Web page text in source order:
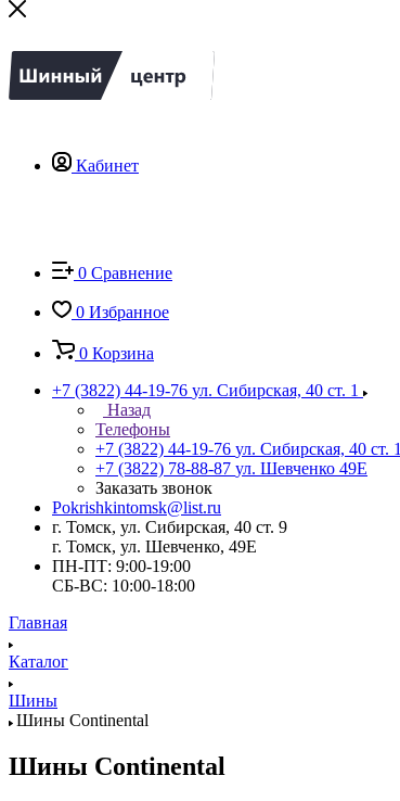
Кабинет
0 Сравнение
0 Избранное
0 Корзина
+7 (3822) 44-19-76 ул. Сибирская, 40 ст. 1
Назад
Телефоны
+7 (3822) 44-19-76 ул. Сибирская, 40 ст. 1
+7 (3822) 78-88-87 ул. Шевченко 49Е
Заказать звонок
Pokrishkintomsk@list.ru
г. Томск, ул. Сибирская, 40 ст. 9
г. Томск, ул. Шевченко, 49Е
ПН-ПТ: 9:00-19:00
СБ-ВС: 10:00-18:00
Главная
Каталог
Шины
Шины Continental
Шины Continental